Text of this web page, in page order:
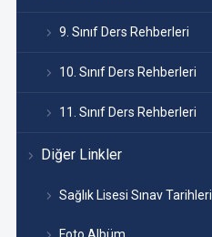
9. Sınıf Ders Rehberleri
10. Sınıf Ders Rehberleri
11. Sınıf Ders Rehberleri
Diğer Linkler
Sağlık Lisesi Sınav Tarihleri